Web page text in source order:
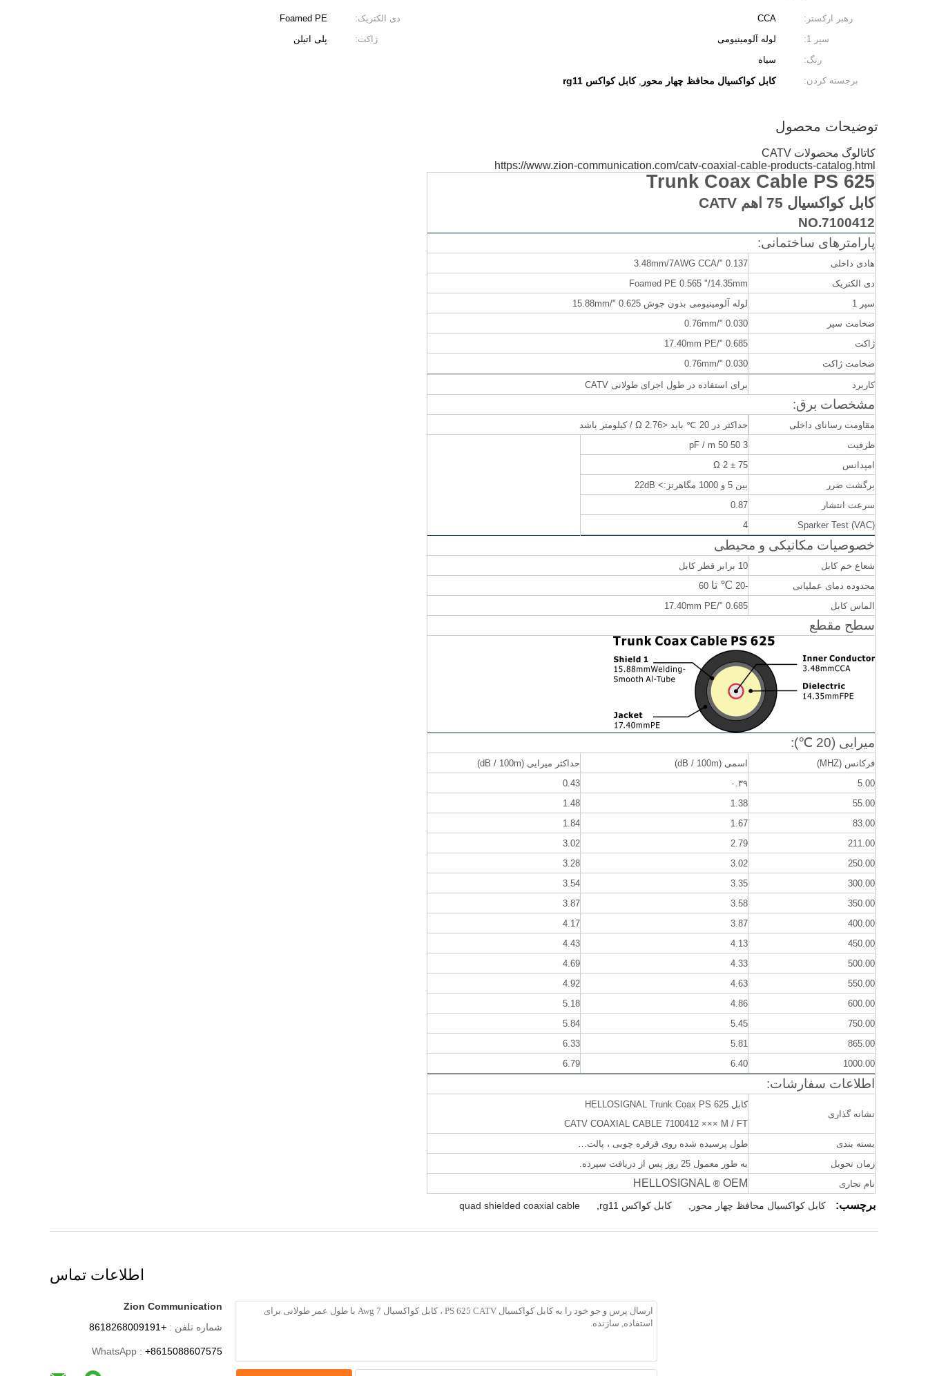
رهبر ارکستر: CCA دی الکتریک:
Foamed PE
سپر 1:
لوله آلومینیومی ژاکت:
پلی اتیلن
رنگ:
سیاه
برجسته کردن:
کابل کواکسیال محافظ چهار محور ,کابل کواکس rg11
توضیحات محصول
کاتالوگ محصولات CATV
https://www.zion-communication.com/catv-coaxial-cable-products-catalog.html
Trunk Coax Cable PS 625
کابل کواکسیال 75 اهم CATV
NO.7100412
پارامترهای ساختمانی:
هادی داخلی
0.137 "/3.48mm/7AWG CCA
دی الکتریک
Foamed PE 0.565 "/14.35mm
سپر 1
لوله آلومینیومی بدون جوش 0.625 "/15.88mm
ضخامت سپر
0.030 "/0.76mm
ژاکت
0.685 "/17.40mm PE
ضخامت ژاکت
0.030 "/0.76mm
کاربرد برای استفاده در طول اجرای طولانی CATV
مشخصات برق:
مقاومت رسانای داخلی حداکثر در 20 ℃ باید <2.76 Ω / کیلومتر باشد
ظرفیت
3 50 50 pF / m
امپدانس
75 ± 2 Ω
برگشت ضرر
بین 5 و 1000 مگاهرتز:> 22dB
سرعت انتشار
0.87
Sparker Test (VAC)
4
خصوصیات مکانیکی و محیطی
شعاع خم کابل
10 برابر قطر کابل
محدوده دمای عملیاتی
-20
℃ تا 60
الماس کابل
0.685 "/17.40mm PE
سطح مقطع
میرایی (20 ℃):
فرکانس (MHZ) اسمی (dB / 100m)
حداکثر میرایی (dB / 100m)
5.00
۰.۳۹
0.43
55.00
1.38
1.48
83.00
1.67
1.84
211.00
2.79
3.02
250.00
3.02
3.28
300.00
3.35
3.54
350.00
3.58
3.87
400.00
3.87
4.17
450.00
4.13
4.43
500.00
4.33
4.69
550.00
4.63
4.92
600.00
4.86
5.18
750.00
5.45
5.84
865.00
5.81
6.33
1000.00
6.40
6.79
اطلاعات سفارشات:
نشانه گذاری
کابل HELLOSIGNAL Trunk Coax PS 625
CATV COAXIAL CABLE 7100412 ××× M / FT
بسته بندی
طول پرسیده شده روی قرقره چوبی ، پالت…
زمان تحویل
به طور معمول 25 روز پس از دریافت سپرده.
نام تجاری
HELLOSIGNAL ® OEM
برچسب:
کابل کواکسیال محافظ چهار محور کابل کواکس rg11 quad shielded coaxial cable
اطلاعات تماس
Zion Communication
شماره تلفن : +8618268009191
WhatsApp : +8615088607575